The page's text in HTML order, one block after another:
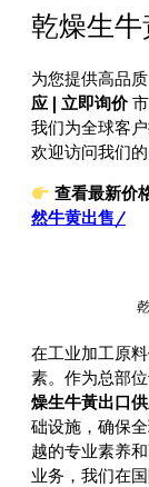
乾燥生
为您提供高品质
应 | 立即询价
我们为全球客
欢迎访问我们的
查看最新价
然牛黄出售/
在工业加工原
素。作为总部
燥生牛黃出口
础设施，确保
越的专业素养
业务，我们在